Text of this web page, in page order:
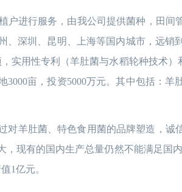
进行服务，由我公司提供菌种，田间
、深圳、昆明、上海等国内城市，远销
实用性专利（羊肚菌与水稻轮种技术
3000亩，投资5000万元。其中包括：羊
对羊肚菌、特色食用菌的品牌塑造，
现有的国内生产总量仍然不能满足国
1亿元。